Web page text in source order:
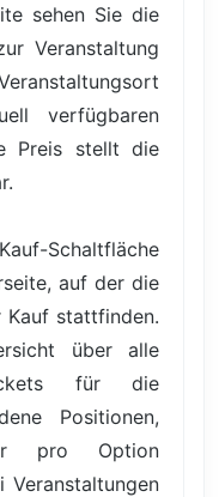
sehen Sie die
Veranstaltung
verfügbaren
Preis stellt die
Schaltfläche
auf der die
Kauf stattfinden.
über alle
für die
Positionen,
pro Option